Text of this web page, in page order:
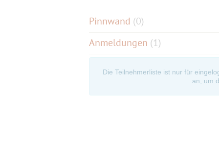
Pinnwand (0)
Anmeldungen (1)
Die Teilnehmerliste ist nur für
an, um